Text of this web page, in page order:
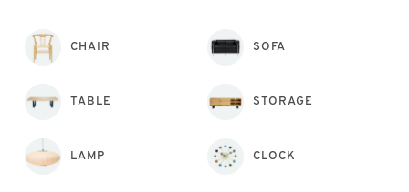
CHAIR SOFA
TABLE STORAGE
LAMP CLOCK